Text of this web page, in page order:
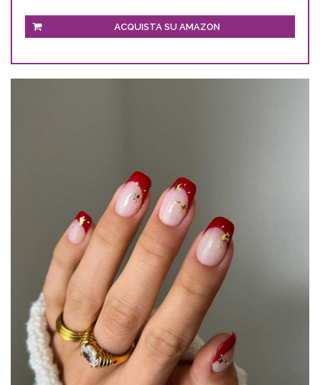
ACQUISTA SU AMAZON